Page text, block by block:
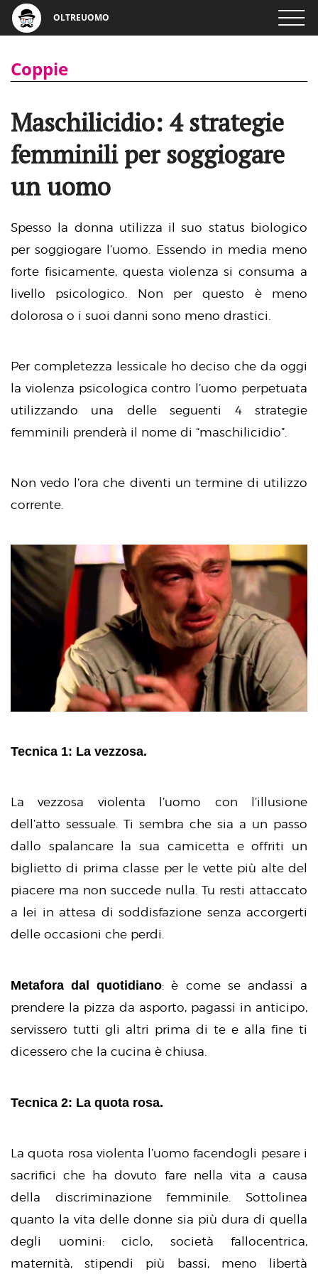
OLTREUOMO
Coppie
Maschilicidio: 4 strategie
femminili per soggiogare
un uomo
Spesso la donna utilizza il suo status biologico
per soggiogare l’uomo. Essendo in media meno
forte fisicamente, questa violenza si consuma a
livello psicologico. Non per questo è meno
dolorosa o i suoi danni sono meno drastici.
Per completezza lessicale ho deciso che da oggi
la violenza psicologica contro l’uomo perpetuata
utilizzando una delle seguenti 4 strategie
femminili prenderà il nome di “maschilicidio”.
Non vedo l’ora che diventi un termine di utilizzo
corrente.
Tecnica 1: La vezzosa.
La vezzosa violenta l’uomo con l’illusione
dell’atto sessuale. Ti sembra che sia a un passo
dallo spalancare la sua camicetta e offriti un
biglietto di prima classe per le vette più alte del
piacere ma non succede nulla. Tu resti attaccato
a lei in attesa di soddisfazione senza accorgerti
delle occasioni che perdi.
Metafora dal quotidiano: è come se andassi a
prendere la pizza da asporto, pagassi in anticipo,
servissero tutti gli altri prima di te e alla fine ti
dicessero che la cucina è chiusa.
Tecnica 2: La quota rosa.
La quota rosa violenta l’uomo facendogli pesare i
sacrifici che ha dovuto fare nella vita a causa
della discriminazione femminile. Sottolinea
quanto la vita delle donne sia più dura di quella
degli uomini: ciclo, società fallocentrica,
maternità, stipendi più bassi, meno libertà